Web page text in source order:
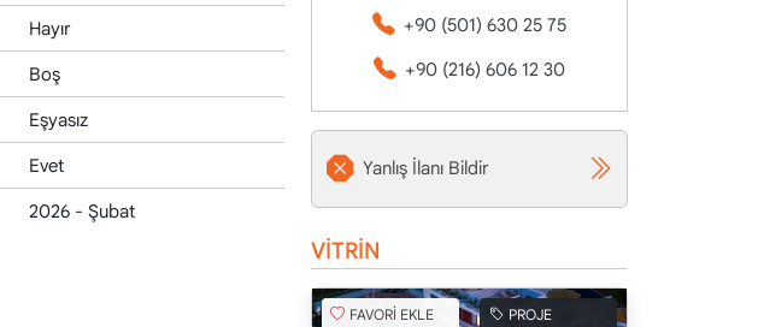
Hayır
Boş
Eşyasız
Evet
2026 - Şubat
+90 (501) 630 25 75
+90 (216) 606 12 30
Yanlış İlanı Bildir
VİTRİN
FAVORİ EKLE PROJE